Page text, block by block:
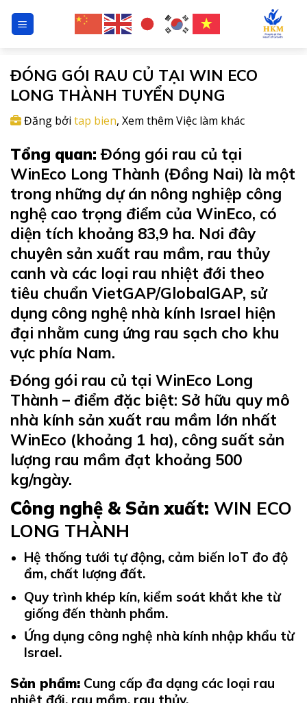
đến
ĐÓNG GÓI RAU CỦ TẠI WIN ECO
LONG THÀNH TUYỂN DỤNG
Đăng bởi tap bien, Xem thêm Việc làm khác
Tổng quan: Đóng gói rau củ tại
WinEco Long Thành (Đồng Nai) là một
trong những dự án nông nghiệp công
nghệ cao trọng điểm của WinEco, có
diện tích khoảng 83,9 ha. Nơi đây
chuyên sản xuất rau mầm, rau thủy
canh và các loại rau nhiệt đới theo
tiêu chuẩn VietGAP/GlobalGAP, sử
dụng công nghệ nhà kính Israel hiện
đại nhằm cung ứng rau sạch cho khu
vực phía Nam.
Đóng gói rau củ tại WinEco Long
Thành – điểm đặc biệt: Sở hữu quy mô
nhà kính sản xuất rau mầm lớn nhất
WinEco (khoảng 1 ha), công suất sản
lượng rau mầm đạt khoảng 500
kg/ngày.
Công nghệ & Sản xuất: WIN ECO
LONG THÀNH
Hệ thống tưới tự động, cảm biến IoT đo độ
ẩm, chất lượng đất.
Quy trình khép kín, kiểm soát khắt khe từ
giống đến thành phẩm.
Ứng dụng công nghệ nhà kính nhập khẩu từ
Israel.
Sản phẩm: Cung cấp đa dạng các loại rau
nhiệt đới, rau mầm, rau thủy.